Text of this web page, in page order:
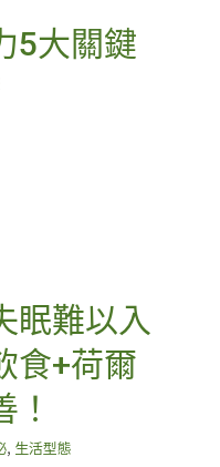
5大關鍵
眠難以入
食+荷爾
, 生活型態